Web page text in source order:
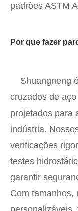
padrões ASTM
Por que fazer
Shuangneng
cruzados de
projetados para
indústria.
verificações
testes
garantir
Com tamanhos,